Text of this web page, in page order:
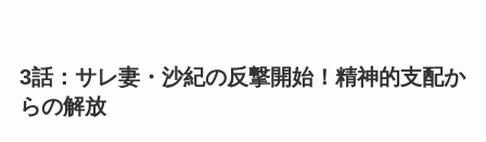
3話：サレ妻・沙紀の反撃開始！精神的支配か
らの解放